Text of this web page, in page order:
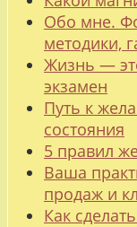
Обо мне.
методики,
Жизнь —
экзамен
Путь к
состояния
5 правил
Ваша
продаж и
Как